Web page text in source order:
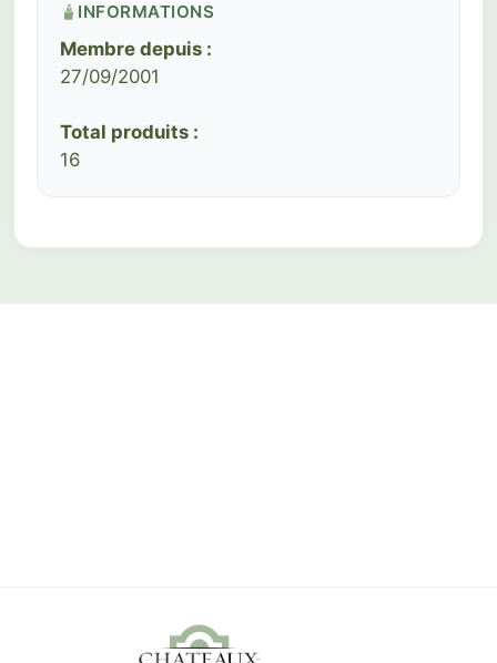
INFORMATIONS
Membre depuis :
27/09/2001
Total produits :
16